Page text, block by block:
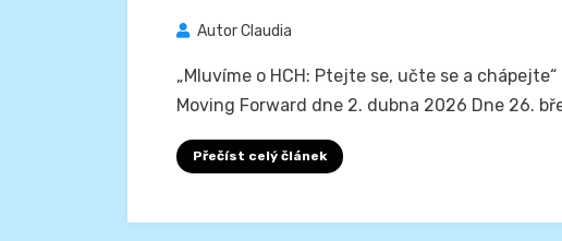
AutorClaudia
„Mluvíme o HCH: Ptejte se, učte se a
Moving Forward dne 2. dubna 2026 Dne 26.
Přečíst celý článek